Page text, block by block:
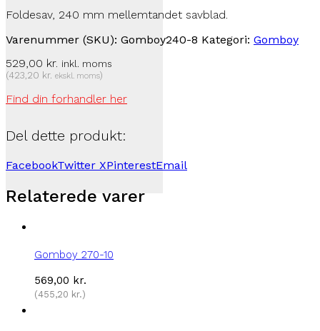
Foldesav, 240 mm mellemtandet savblad.
Varenummer (SKU): Gomboy240-8 Kategori: Gomboy
529,00 kr. inkl. moms
(423,20 kr. ekskl. moms)
Find din forhandler her
Del dette produkt:
FacebookTwitter XPinterestEmail
Relaterede varer
Gomboy 270-10
569,00 kr.
(455,20 kr.)